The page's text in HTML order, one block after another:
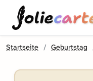
olie
Startseite Geburtstag